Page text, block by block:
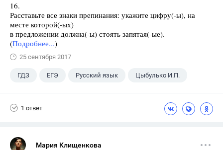
16.
Расставьте все знаки препинания: укажите цифру(-ы), на
месте которой(-ых)
в предложении должна(-ы) стоять запятая(-ые).
(Подробнее...)
25 сентября 2017
ГДЗ ЕГЭ Русский язык Цыбулько И.П.
1 ответ
Мария Клищенкова